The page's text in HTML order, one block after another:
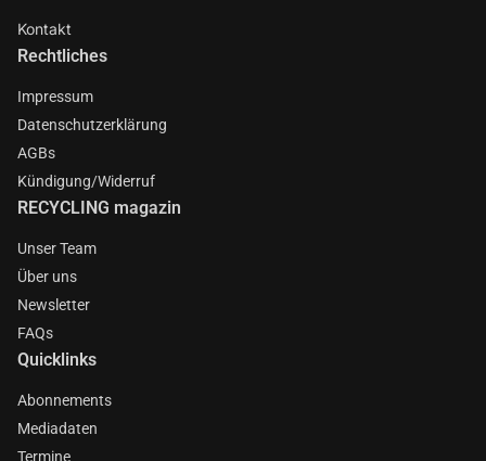
Kontakt
Rechtliches
Impressum
Datenschutzerklärung
AGBs
Kündigung/Widerruf
RECYCLING magazin
Unser Team
Über uns
Newsletter
FAQs
Quicklinks
Abonnements
Mediadaten
Termine